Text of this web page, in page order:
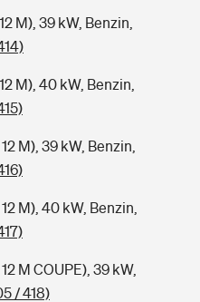
M), 39 kW, Benzin,
M), 40 kW, Benzin,
M), 39 kW, Benzin,
M), 40 kW, Benzin,
M COUPE), 39 kW,
/ 418)